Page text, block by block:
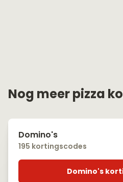
Nog meer pizza
Domino's
195 kortingscodes
Domino's